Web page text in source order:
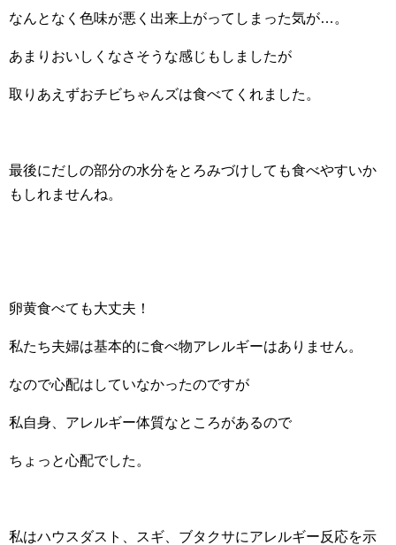
なんとなく色味が悪く出来上がってしまった気が…。
あまりおいしくなさそうな感じもしましたが
取りあえずおチビちゃんズは食べてくれました。
最後にだしの部分の水分をとろみづけしても食べやすいか
もしれませんね。
卵黄食べても大丈夫！
私たち夫婦は基本的に食べ物アレルギーはありません。
なので心配はしていなかったのですが
私自身、アレルギー体質なところがあるので
ちょっと心配でした。
私はハウスダスト、スギ、ブタクサにアレルギー反応を示